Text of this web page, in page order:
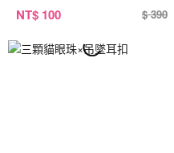
NT$ 100 $ 390